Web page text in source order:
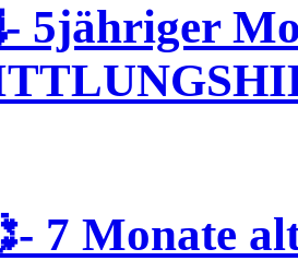
5jähriger
7 Monate